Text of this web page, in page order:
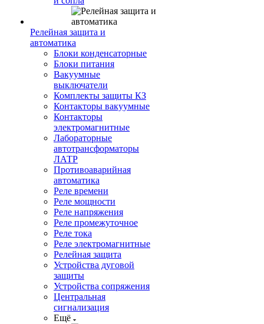
Релейная защита и
автоматика
Блоки конденсаторные
Блоки питания
Вакуумные
выключатели
Комплекты защиты КЗ
Контакторы вакуумные
Контакторы
электромагнитные
Лабораторные
автотрансформаторы
ЛАТР
Противоаварийная
автоматика
Реле времени
Реле мощности
Реле напряжения
Реле промежуточное
Реле тока
Реле электромагнитные
Релейная защита
Устройства дуговой
защиты
Устройства сопряжения
Центральная
сигнализация
Ещё